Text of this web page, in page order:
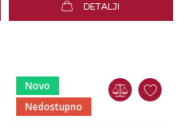
DETALJI
Novo
Nedostupno